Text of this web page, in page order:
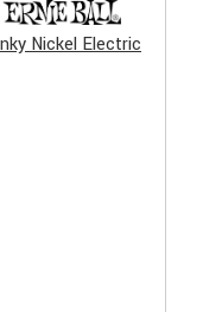
Nickel Electric